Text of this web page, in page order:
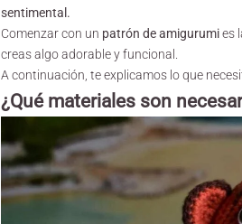
sentimental.
Comenzar con un patrón de amigurumies
creas algo adorable y funcional.
A continuación, te explicamos lo que
¿Qué materiales son